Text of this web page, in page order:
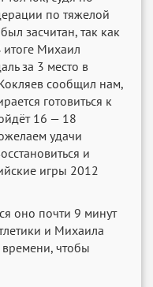
по тяжелой
засчитан, так как
итоге Михаил
за 3 место в
сообщил нам,
готовиться к
16 — 18
удачи
и
игры 2012
оно почти 9 минут
и Михаила
времени, чтобы